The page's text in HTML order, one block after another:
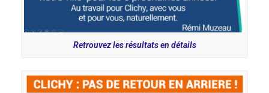
Retrouvez les résultats en détails